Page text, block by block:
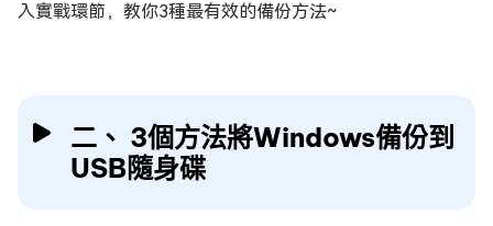
入實戰環節，教你3種最有效的備份方法~
二、 3個方法將Windows備份到
USB隨身碟